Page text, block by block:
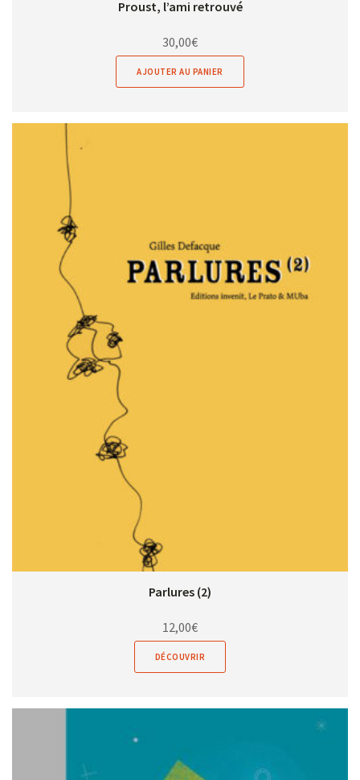
Proust, l’ami retrouvé
30,00€
AJOUTER AU PANIER
Parlures (2)
12,00€
DÉCOUVRIR